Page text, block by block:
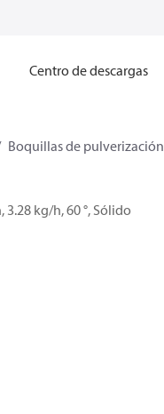
Centro de descargas
Boquillas de pulverización
kg/h, 60 °, Sólido